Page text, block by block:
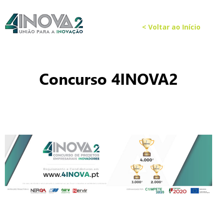
< Voltar ao Início
Concurso 4INOVA2